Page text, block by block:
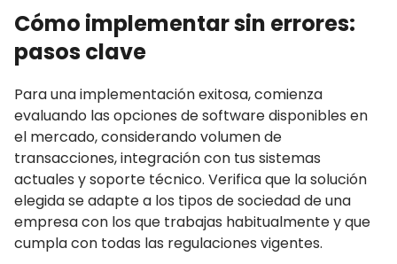
Cómo implementar sin errores:
pasos clave
Para una implementación exitosa, comienza
evaluando las opciones de software disponibles en
el mercado, considerando volumen de
transacciones, integración con tus sistemas
actuales y soporte técnico. Verifica que la solución
elegida se adapte a los tipos de sociedad de una
empresa con los que trabajas habitualmente y que
cumpla con todas las regulaciones vigentes.